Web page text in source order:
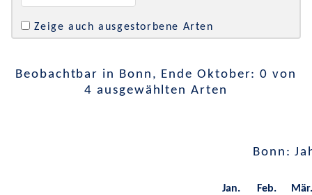
Zeige auch ausgestorbene Arten
Beobachtbar in Bonn, Ende Oktober: 0 von
4 ausgewählten Arten
Bonn:
Jan. Feb. Mär.